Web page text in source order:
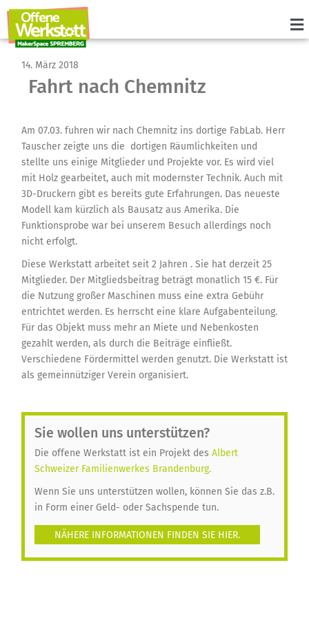
14. März 2018
Fahrt nach Chemnitz
Am 07.03. fuhren wir nach Chemnitz ins dortige FabLab. Herr
Tauscher zeigte uns die dortigen Räumlichkeiten und
stellte uns einige Mitglieder und Projekte vor. Es wird viel
mit Holz gearbeitet, auch mit modernster Technik. Auch mit
3D-Druckern gibt es bereits gute Erfahrungen. Das neueste
Modell kam kürzlich als Bausatz aus Amerika. Die
Funktionsprobe war bei unserem Besuch allerdings noch
nicht erfolgt.
Diese Werkstatt arbeitet seit 2 Jahren . Sie hat derzeit 25
Mitglieder. Der Mitgliedsbeitrag beträgt monatlich 15 €. Für
die Nutzung großer Maschinen muss eine extra Gebühr
entrichtet werden. Es herrscht eine klare Aufgabenteilung.
Für das Objekt muss mehr an Miete und Nebenkosten
gezahlt werden, als durch die Beiträge einfließt.
Verschiedene Fördermittel werden genutzt. Die Werkstatt ist
als gemeinnütziger Verein organisiert.
Sie wollen uns unterstützen?
Die offene Werkstatt ist ein Projekt des Albert
Schweizer Familienwerkes Brandenburg.
Wenn Sie uns unterstützen wollen, können Sie das z.B.
in Form einer Geld- oder Sachspende tun.
NÄHERE INFORMATIONEN FINDEN SIE HIER.